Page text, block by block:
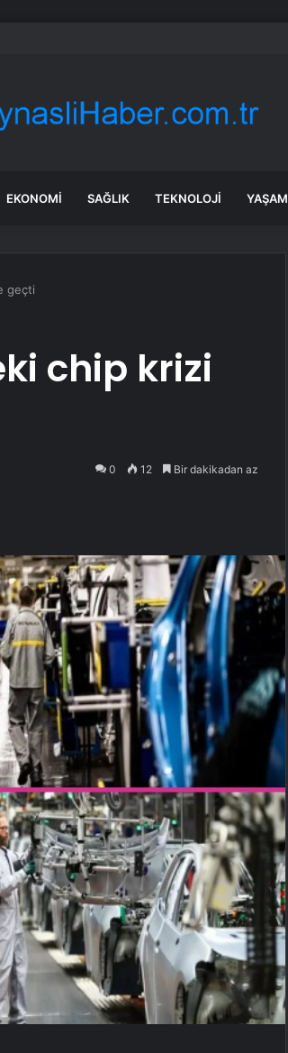
ve grup başkanvekilleri belirlendi
EKONOMI SAĞLIK TEKNOLOJI YAŞAM
geçti
chip krizi
0 12 Bir dakikadan az